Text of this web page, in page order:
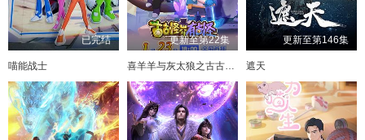
已完结
喵能战士
更新至第22集
喜羊羊与灰太狼之古古怪界有古怪
更新至第146集
遮天